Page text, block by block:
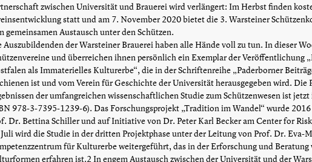
zwischen Universität und Brauerei wird verlängert: Im Herbst finden
statt und am 7. November 2020 bietet die 3. Warsteiner
gemeinsamen Austausch unter den Schützen.
Auszubildenden der Warsteiner Brauerei haben alle Hände voll zu tun. In dieser
und überreichen ihnen persönlich ein Exemplar der Veröffentlichung
als Immaterielles Kulturerbe“, die in der Schriftenreihe „Paderborner
ist und vom Verein für Geschichte der Universität herausgegeben wird.
der umfangreichen wissenschaftlichen Studie zum Schützenwesen ist
978-3-7395-1239-6). Das Forschungsprojekt „Tradition im Wandel“ wurde
Dr. Bettina Schiller und auf Initiative von Dr. Peter Karl Becker am Center for
wird die Studie in der dritten Projektphase unter der Leitung von Prof. Dr. Eva-
für Kulturerbe weitergeführt, das in der Erforschung und Beratung
erfahren ist.2 In engem Austausch zwischen der Universität und der